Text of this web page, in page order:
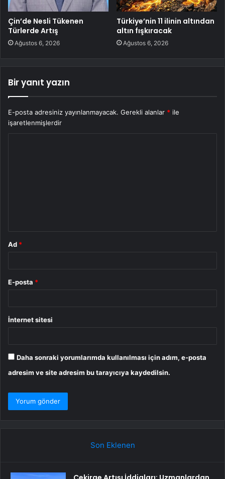
Çin’de Nesli Tükenen
Türlerde Artış
Ağustos 6, 2026
Türkiye’nin 11 ilinin altından
altın fışkıracak
Ağustos 6, 2026
Bir yanıt yazın
E-posta adresiniz yayınlanmayacak. Gerekli alanlar * ile
işaretlenmişlerdir
Ad *
E-posta *
İnternet sitesi
Daha sonraki yorumlarımda kullanılması için adım, e-posta
adresim ve site adresim bu tarayıcıya kaydedilsin.
Son Eklenen